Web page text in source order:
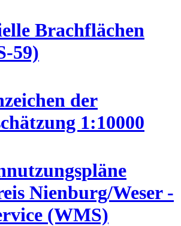
Brachflächen
59)
der
1:10000
Nienburg/Weser -
(WMS)